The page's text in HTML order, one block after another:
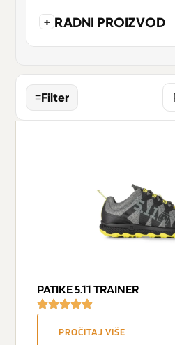
+ RADNI PROIZVOD
≡Filter
PATIKE 5.11 TRAINER
PROČITAJ VIŠE